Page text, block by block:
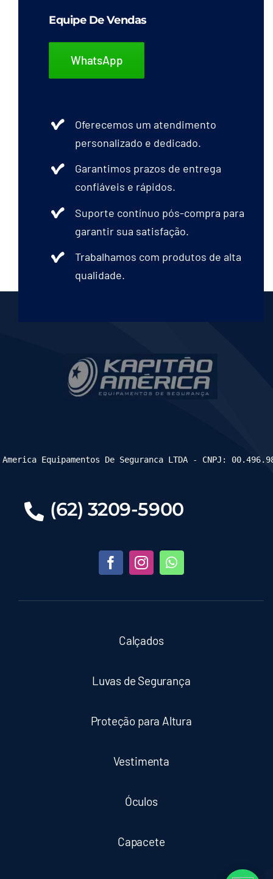
Equipe De Vendas
WhatsApp
Oferecemos um atendimento
personalizado e dedicado.
Garantimos prazos de entrega
confiáveis e rápidos.
Suporte contínuo pós-compra para
garantir sua satisfação.
Trabalhamos com produtos de alta
qualidade.
(62) 3209-5900
Calçados
Luvas de Segurança
Proteção para Altura
Vestimenta
Óculos
Capacete
Equipamentos De Seguranca LTDA - CNPJ: